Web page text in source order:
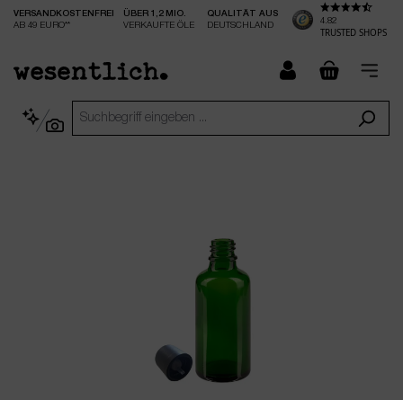
springen
VERSANDKOSTENFREI
AB 49 EURO**
ÜBER 1,2 MIO.
VERKAUFTE ÖLE
QUALITÄT AUS
DEUTSCHLAND
4.82
TRUSTED SHOPS